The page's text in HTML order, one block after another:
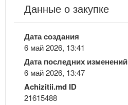
Данные о закупке
Дата создания
6 май 2026, 13:41
Дата последних изменений
6 май 2026, 13:47
Achizitii.md ID
21615488